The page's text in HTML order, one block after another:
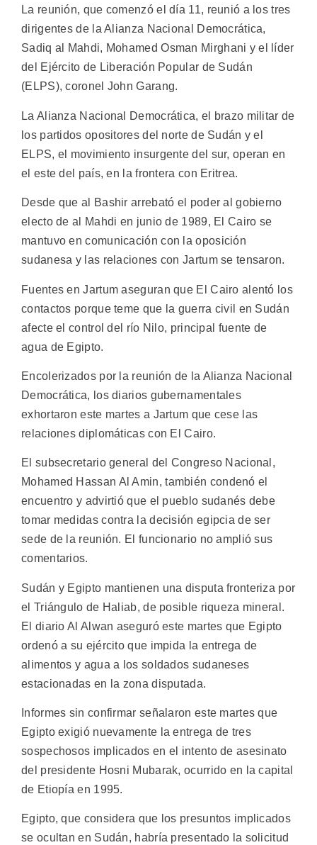
La reunión, que comenzó el día 11, reunió a los tres
dirigentes de la Alianza Nacional Democrática,
Sadiq al Mahdi, Mohamed Osman Mirghani y el líder
del Ejército de Liberación Popular de Sudán
(ELPS), coronel John Garang.
La Alianza Nacional Democrática, el brazo militar de
los partidos opositores del norte de Sudán y el
ELPS, el movimiento insurgente del sur, operan en
el este del país, en la frontera con Eritrea.
Desde que al Bashir arrebató el poder al gobierno
electo de al Mahdi en junio de 1989, El Cairo se
mantuvo en comunicación con la oposición
sudanesa y las relaciones con Jartum se tensaron.
Fuentes en Jartum aseguran que El Cairo alentó los
contactos porque teme que la guerra civil en Sudán
afecte el control del río Nilo, principal fuente de
agua de Egipto.
Encolerizados por la reunión de la Alianza Nacional
Democrática, los diarios gubernamentales
exhortaron este martes a Jartum que cese las
relaciones diplomáticas con El Cairo.
El subsecretario general del Congreso Nacional,
Mohamed Hassan Al Amin, también condenó el
encuentro y advirtió que el pueblo sudanés debe
tomar medidas contra la decisión egipcia de ser
sede de la reunión. El funcionario no amplió sus
comentarios.
Sudán y Egipto mantienen una disputa fronteriza por
el Triángulo de Haliab, de posible riqueza mineral.
El diario Al Alwan aseguró este martes que Egipto
ordenó a su ejército que impida la entrega de
alimentos y agua a los soldados sudaneses
estacionadas en la zona disputada.
Informes sin confirmar señalaron este martes que
Egipto exigió nuevamente la entrega de tres
sospechosos implicados en el intento de asesinato
del presidente Hosni Mubarak, ocurrido en la capital
de Etiopía en 1995.
Egipto, que considera que los presuntos implicados
se ocultan en Sudán, habría presentado la solicitud